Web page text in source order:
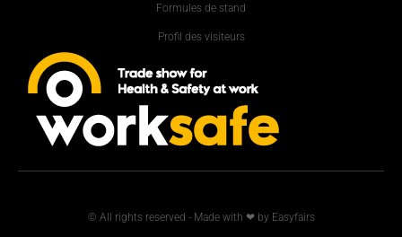
Formules de stand
Profil des visiteurs
© All rights reserved - Made with ❤ by Easyfairs